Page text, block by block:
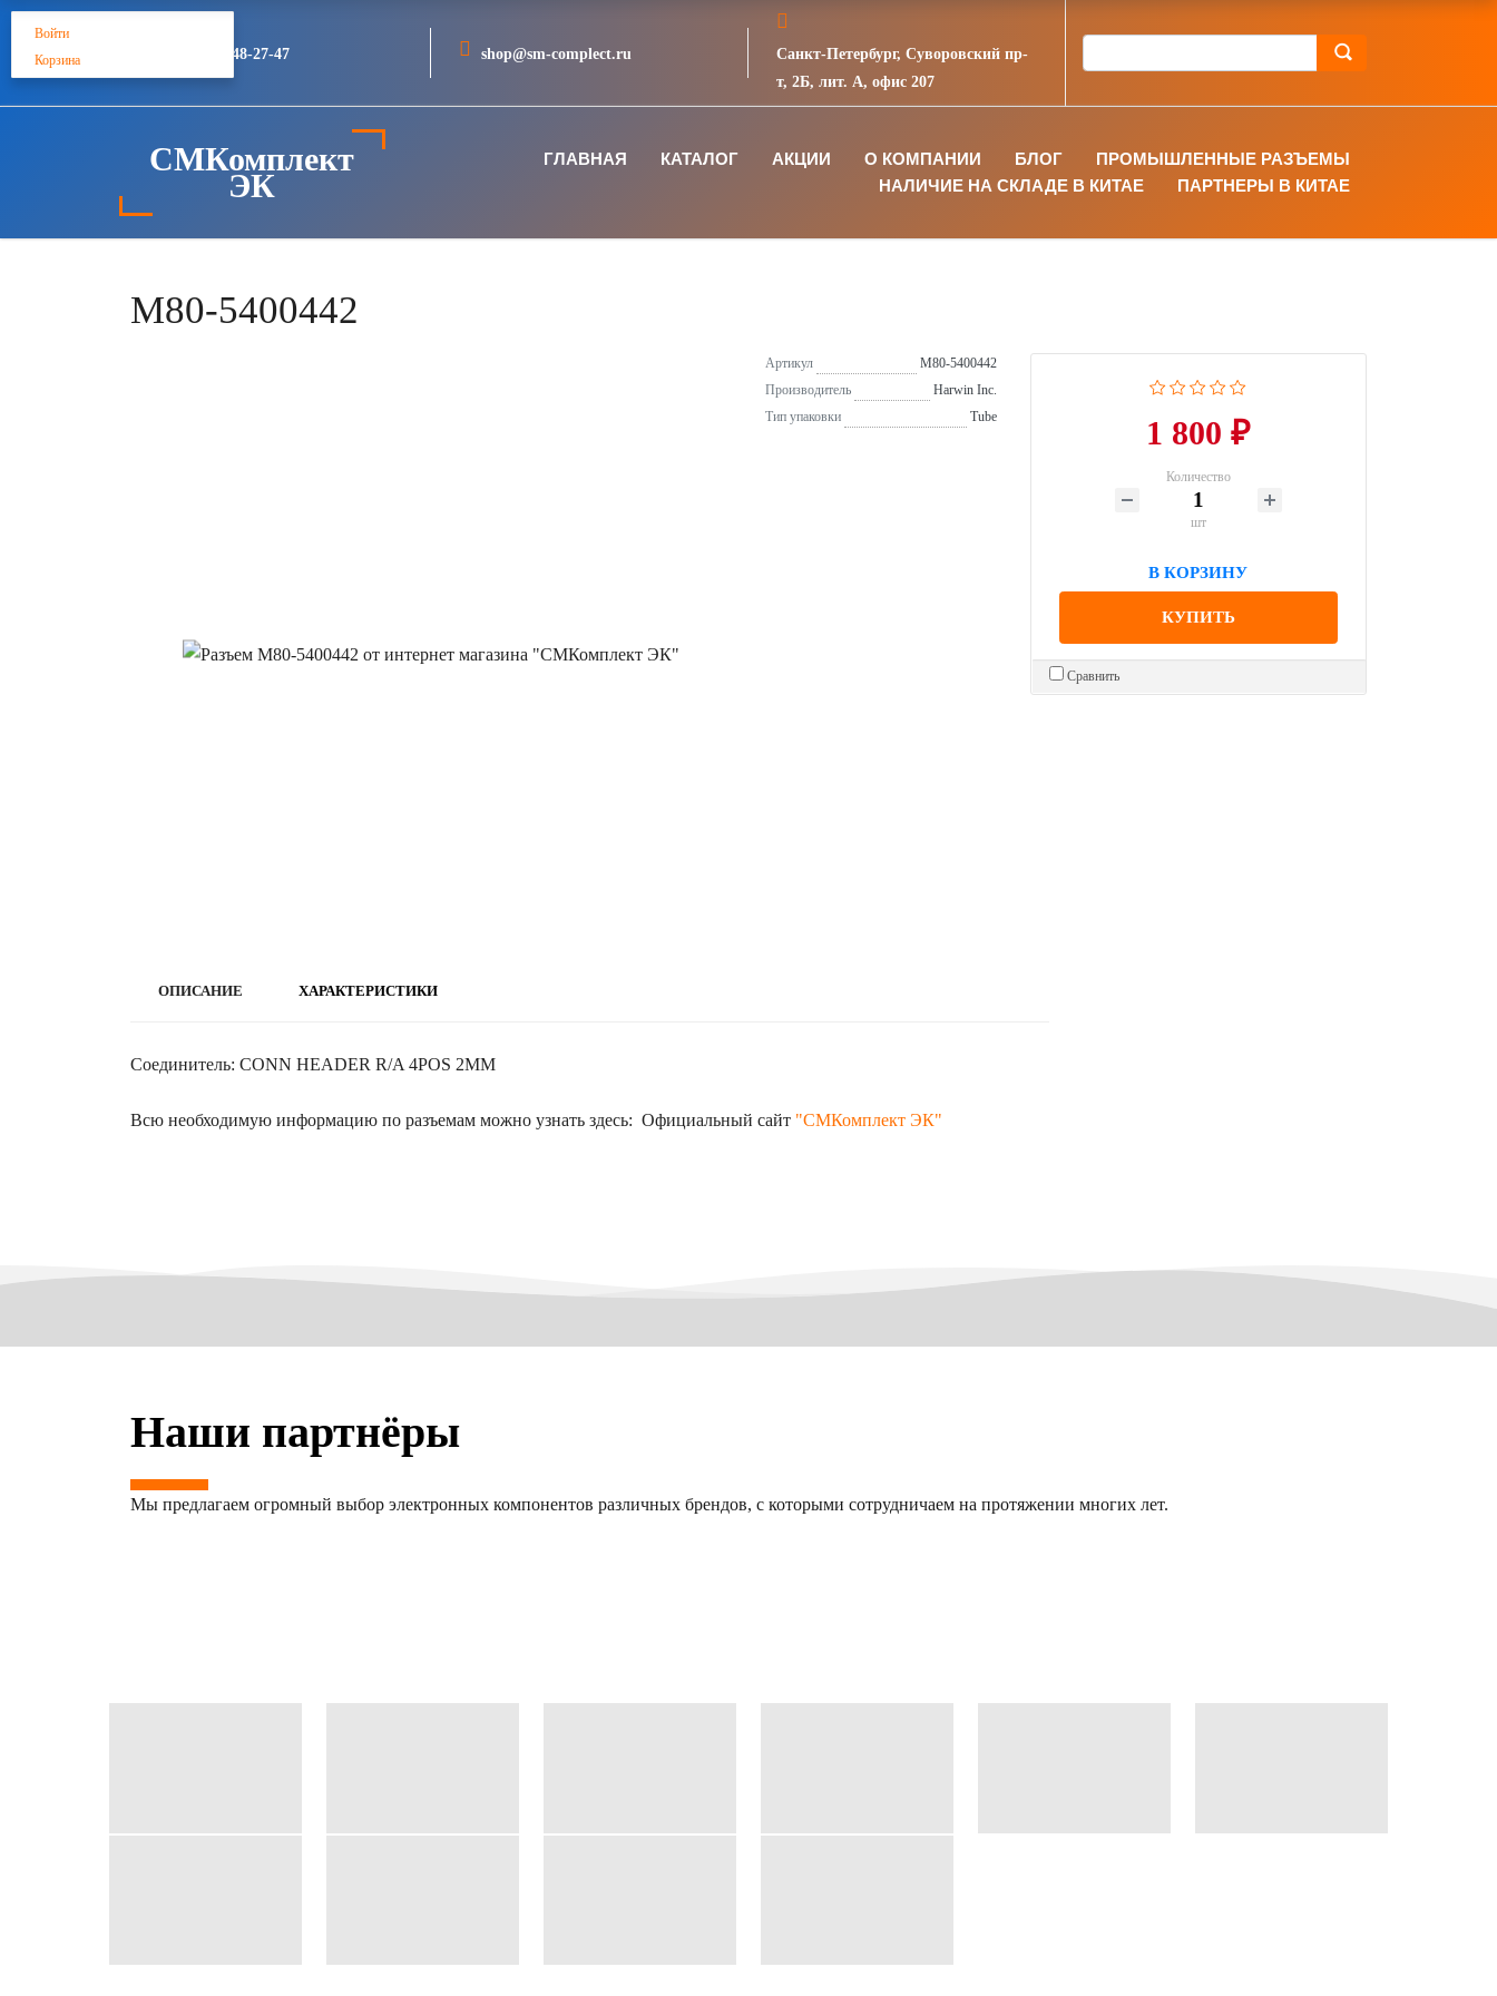
+7 (812) 748-27-47 shop@sm-complect.ru
Санкт-Петербург, Суворовский пр-
т, 2Б, лит. А, офис 207
СМКомплект
ЭК
ГЛАВНАЯ КАТАЛОГ АКЦИИ О КОМПАНИИ БЛОГ
ПРОМЫШЛЕННЫЕ РАЗЪЕМЫ
НАЛИЧИЕ НА СКЛАДЕ В КИТАЕ
ПАРТНЕРЫ В КИТАЕ
Войти
Корзина
M80-5400442
Артикул
M80-5400442
Производитель
Harwin Inc.
Тип упаковки
Tube 1 800 ₽
Количество
шт
В КОРЗИНУ
КУПИТЬ
Сравнить
ОПИСАНИЕ ХАРАКТЕРИСТИКИ
Соединитель: CONN HEADER R/A 4POS 2MM
Всю необходимую информацию по разъемам можно узнать здесь: Официальный сайт "СМКомплект ЭК"
Наши партнёры
Мы предлагаем огромный выбор электронных компонентов различных брендов, с которыми сотрудничаем на протяжении многих лет.